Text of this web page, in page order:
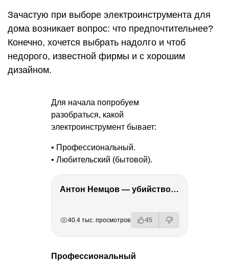
Зачастую при выборе электроинструмента для
дома возникает вопрос: что предпочтительнее?
Конечно, хочется выбрать надолго и чтоб
недорого, известной фирмы и с хорошим
дизайном.
Для начала попробуем
разобраться, какой
электроинструмент бывает:
• Профессиональный.
• Любительский (бытовой).
Антон Немцов — убийство Бориса Немцова, переезд в Дубай, семья и политика
40.4 тыс. просмотров 45
Профессиональный